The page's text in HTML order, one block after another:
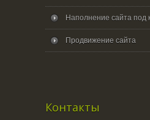
Наполнение сайта под
Продвижение сайта
Контакты